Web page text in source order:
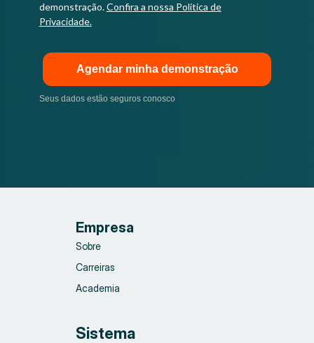
demonstração.Confira a nossa Política de
Privacidade.
Agendar minha demonstração
Seus dados estão seguros conosco
Empresa
Sobre
Carreiras
Academia
Sistema